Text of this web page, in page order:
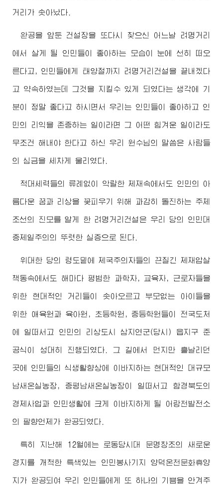
거리가 솟아났다.
완공을 앞둔 건설장을 또다시 찾으신 어느날 려명거리
에서 살게 될 인민들이 좋아하는 모습이 눈에 선히 떠오
른다고, 인민들에게 태양절까지 려명거리건설을 끝내겠다
고 약속하였는데 그것을 지킬수 있게 되였다는 생각에 기
분이 정말 좋다고 하시면서 우리는 인민들이 좋아하고 인
민의 리익을 존중하는 일이라면 그 어떤 힘겨운 일이라도
무조건 해내야 한다고 하신 우리 원수님 의 말씀은 사람들
의 심금을 세차게 울리였다.
적대세력들의 류례없이 악랄한 제재속에서도 인민의 아
름다운 꿈과 리상을 꽃피우기 위해 과감히 돌진하는 주체
조선의 진모를 알게 한 려명거리건설은 우리 당의 인민대
중제일주의의 뚜렷한 실증으로 된다.
위대한 당의 령도밑에 제국주의자들의 끈질긴 제재압살
책동속에서도 해마다 평범한 과학자, 교육자, 근로자들을
위한 현대적인 거리들이 솟아오르고 부모없는 아이들을
위한 애육원과 육아원, 초등학원, 중등학원들이 전국도처
에 일떠서고 인민의 리상도시 삼지연군(당시) 읍지구 준
공식이 성대히 진행되였다. 그 길에서 먼지만 흩날리던
곳에 인민들의 식생활향상에 이바지하는 현대적인 대규모
남새온실농장, 중평남새온실농장이 일떠서고 함경북도의
경제사업과 인민생활에 크게 이바지하게 될 어랑천발전소
의 팔향언제가 완공되였다.
특히 지난해 12월에는 로동당시대 문명창조의 새로운
경지를 개척한 특색있는 인민봉사기지 양덕온천문화휴양
지가 완공되여 우리 인민들에게 또 하나의 기쁨을 안겨주